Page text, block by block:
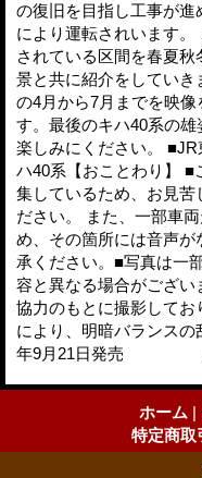
の復旧を目指し工事が
により運転されいます
されている区間を春夏
景と共に紹介をしていき
の4月から7月までを映
す。最後のキハ40系の
楽しみにください。
ハ40系【おことわり】 ■
集しているため、お見苦
ださい。 また、一部車
め、その箇所には音声が
承ください。■写真は一
容と異なる場合がござ
協力のもとに撮影して
により、明暗バランス
年9月21日発売 収
ホーム |
特定商取